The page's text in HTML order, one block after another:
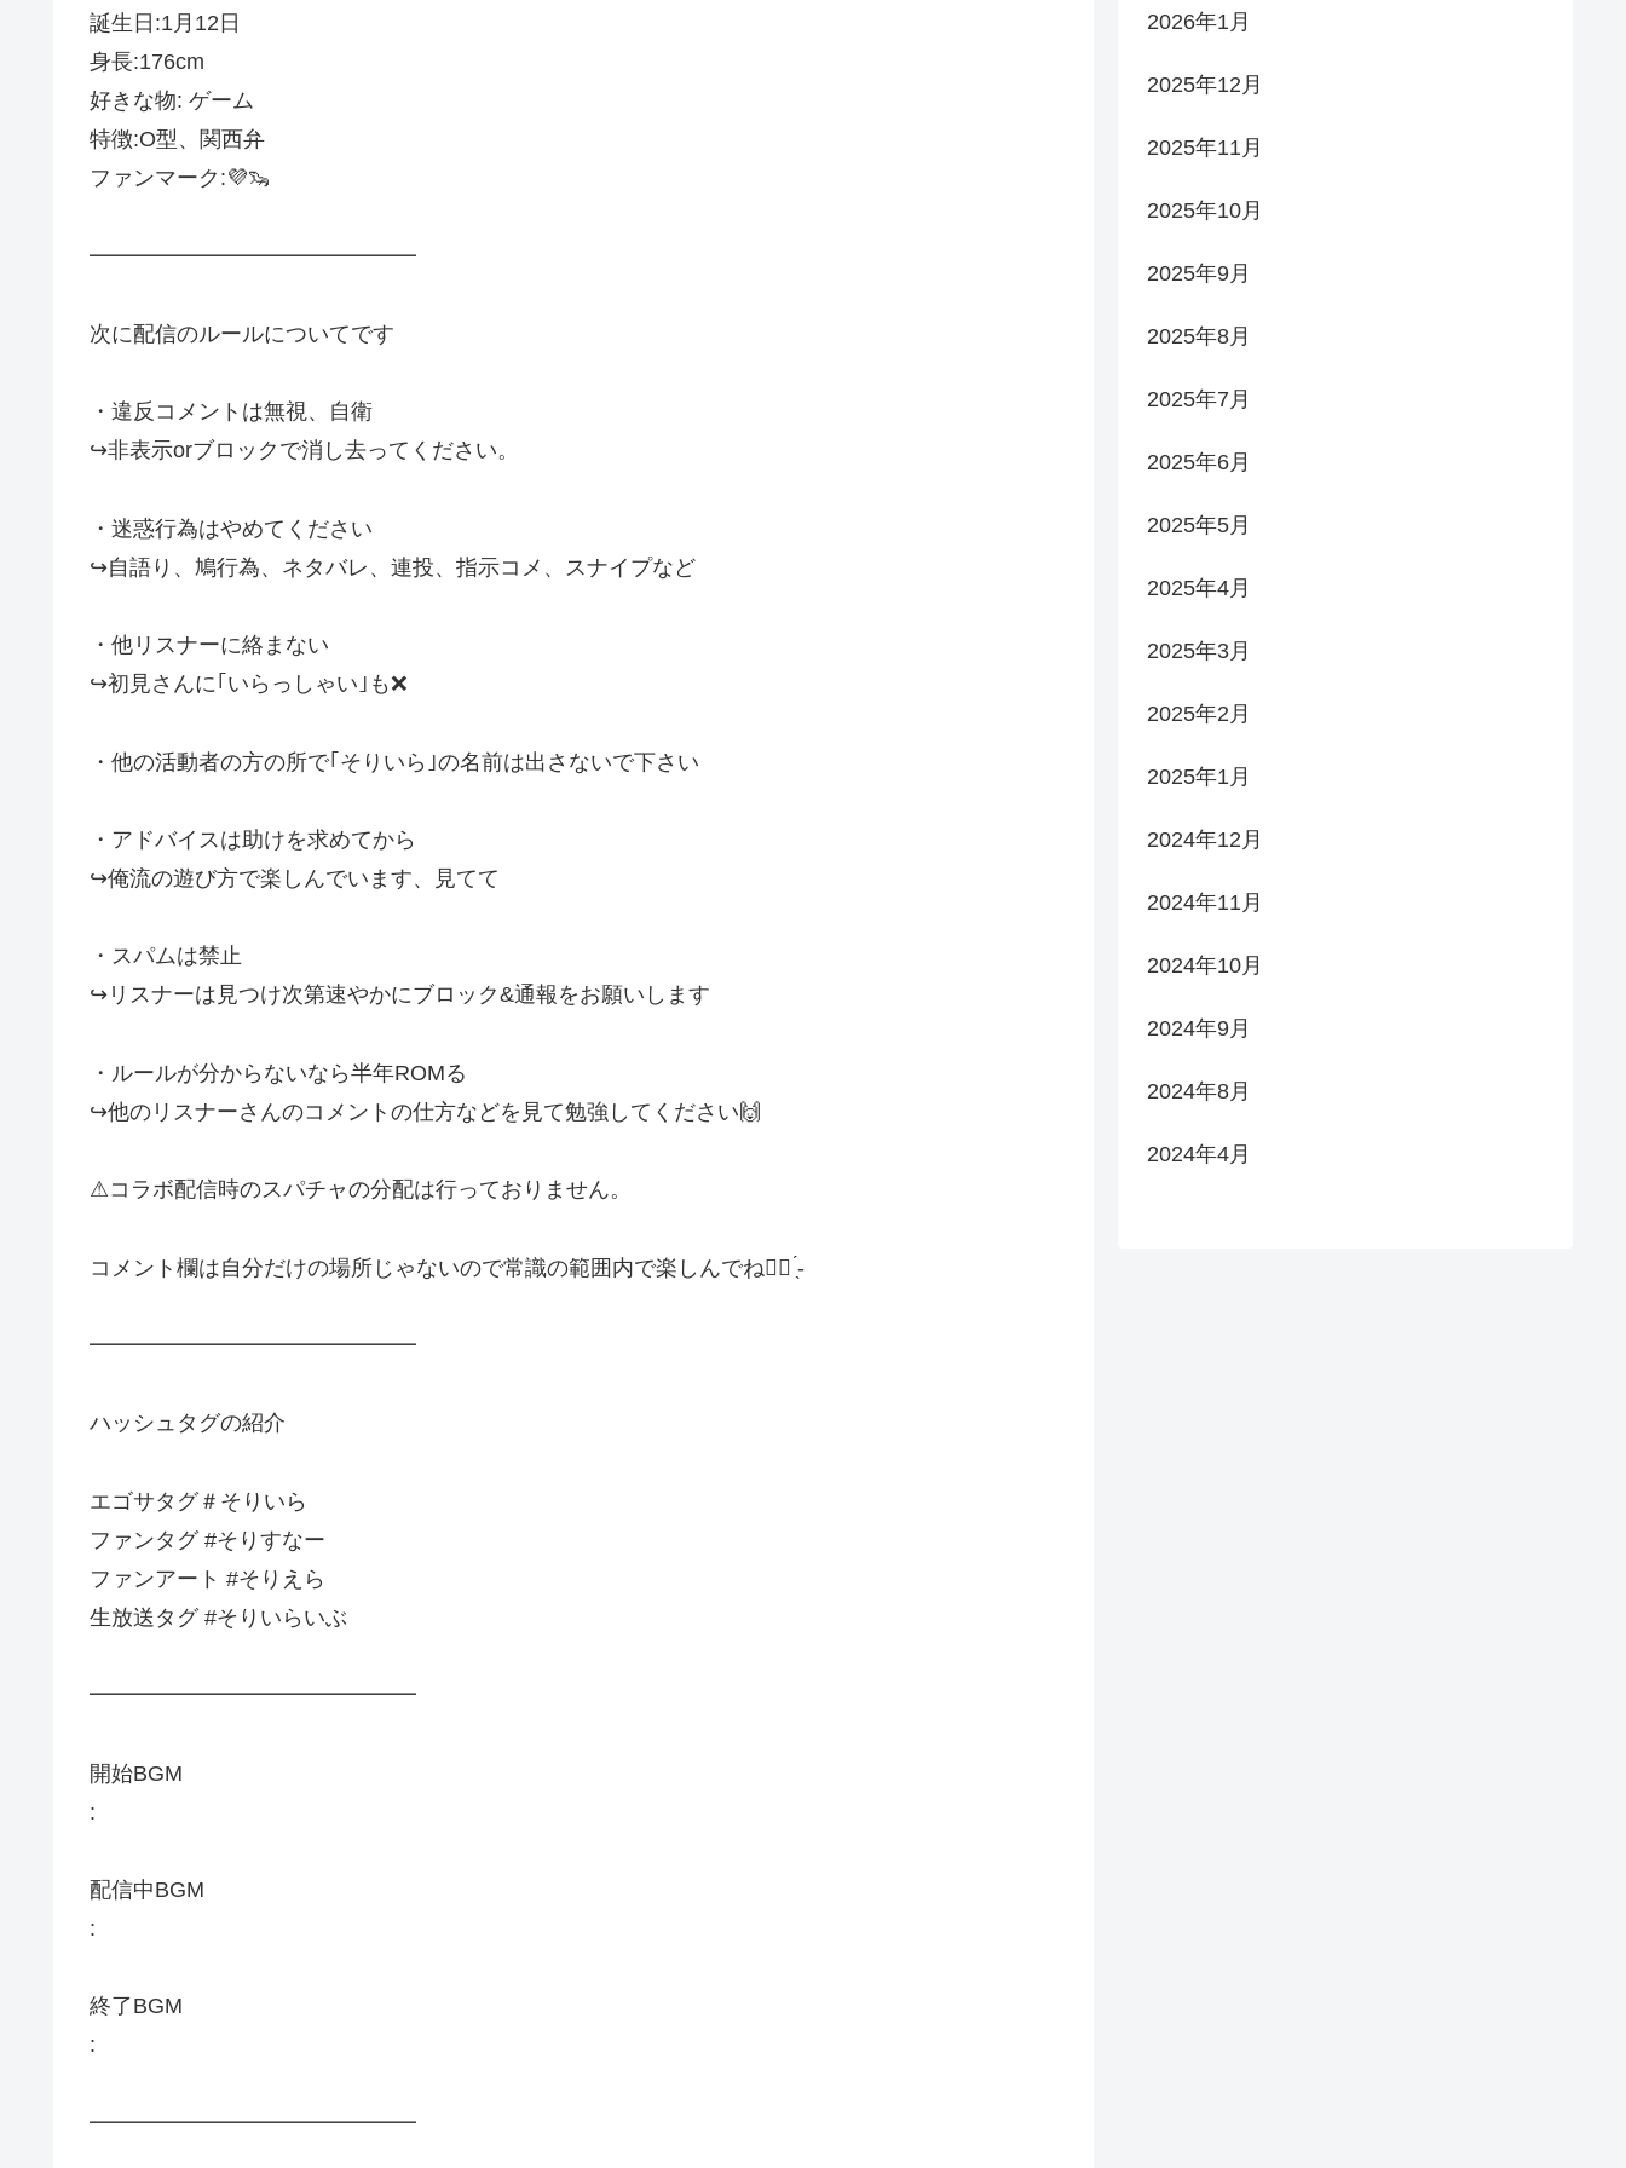
誕生日:1月12日
身長:176cm
好きな物: ゲーム
特徴:O型、関西弁
ファンマーク:💜🦦
━━━━━━━━━━━━━━━
次に配信のルールについてです
・違反コメントは無視、自衛
↪︎非表示orブロックで消し去ってください。
・迷惑行為はやめてください
↪︎自語り、鳩行為、ネタバレ、連投、指示コメ、スナイプなど
・他リスナーに絡まない
↪︎初見さんに｢いらっしゃい｣も❌
・他の活動者の方の所で｢そりいら｣の名前は出さないで下さい
・アドバイスは助けを求めてから
↪︎俺流の遊び方で楽しんでいます、見てて
・スパムは禁止
↪︎リスナーは見つけ次第速やかにブロック&通報をお願いします
・ルールが分からないなら半年ROMる
↪︎他のリスナーさんのコメントの仕方などを見て勉強してください🙌
⚠︎コラボ配信時のスパチャの分配は行っておりません。
コメント欄は自分だけの場所じゃないので常識の範囲内で楽しんでね👍🏻 ̖́-‬
━━━━━━━━━━━━━━━
ハッシュタグの紹介
エゴサタグ＃そりいら
ファンタグ #そりすなー
ファンアート #そりえら
生放送タグ #そりいらいぶ
━━━━━━━━━━━━━━━
開始BGM
:
配信中BGM
:
終了BGM
:
━━━━━━━━━━━━━━━
2026年1月
2025年12月
2025年11月
2025年10月
2025年9月
2025年8月
2025年7月
2025年6月
2025年5月
2025年4月
2025年3月
2025年2月
2025年1月
2024年12月
2024年11月
2024年10月
2024年9月
2024年8月
2024年4月